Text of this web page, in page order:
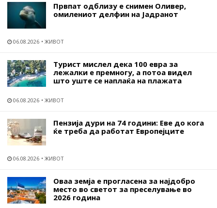
Првпат одблизу е снимен Оливер,
омилениот делфин на Јадранот
06.08.2026 ЖИВОТ
Турист мислел дека 100 евра за
лежалки е премногу, а потоа видел
што уште се наплаќа на плажата
06.08.2026 ЖИВОТ
Пензија дури на 74 години: Еве до кога
ќе треба да работат Европејците
06.08.2026 ЖИВОТ
Оваа земја е прогласена за најдобро
место во светот за преселување во
2026 година